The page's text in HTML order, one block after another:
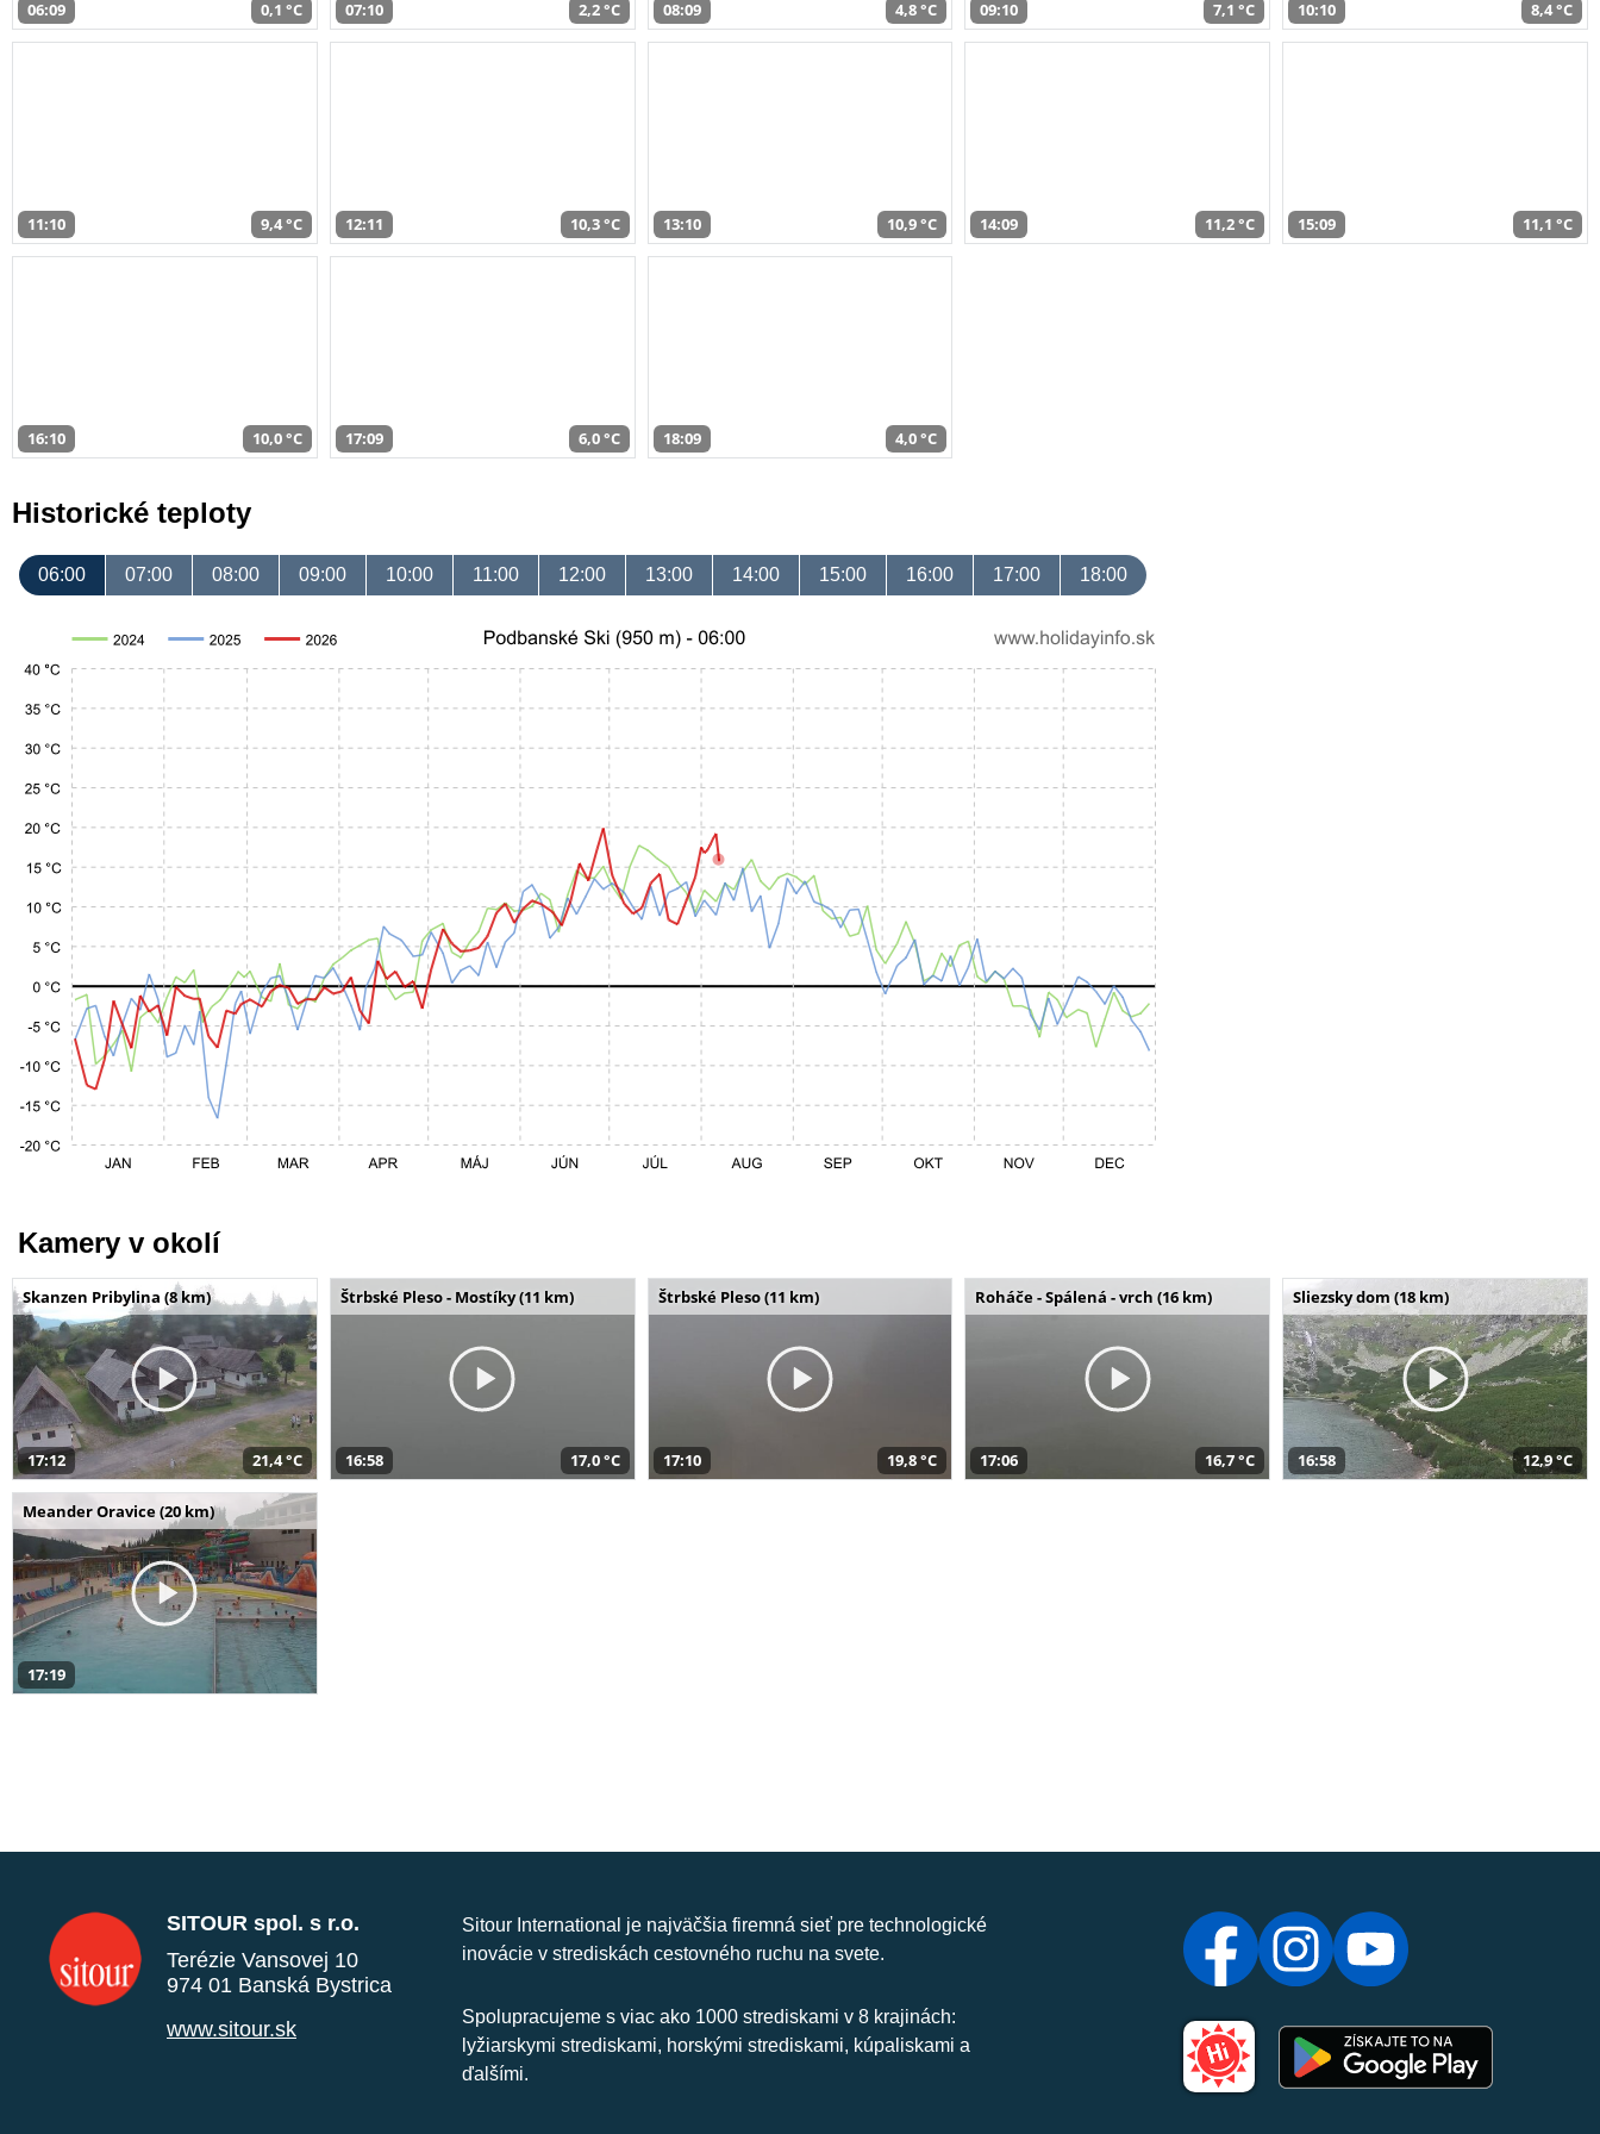
06:09 0,1 °C 07:10 2,2 °C 08:09 4,8 °C 09:10 7,1 °C 10:10 8,4 °C
11:10 9,4 °C 12:11 10,3 °C 13:10 10,9 °C 14:09 11,2 °C 15:09 11,1 °C
16:10 10,0 °C 17:09 6,0 °C 18:09 4,0 °C
Historické teploty
06:00 07:00 08:00 09:00 10:00 11:00 12:00 13:00 14:00 15:00 16:00 17:00 18:00
Kamery v okolí
Skanzen Pribylina (8 km)
17:12 21,4 °C
Štrbské Pleso - Mostíky (11 km)
16:58 17,0 °C
Štrbské Pleso (11 km)
17:10 19,8 °C
Roháče - Spálená - vrch (16 km)
17:06 16,7 °C
Sliezsky dom (18 km)
16:58 12,9 °C
Meander Oravice (20 km)
17:19
SITOUR spol. s r.o.
Terézie Vansovej 10
974 01 Banská Bystrica
www.sitour.sk
Sitour International je najväčšia firemná sieť pre technologické
inovácie v strediskách cestovného ruchu na svete.
Spolupracujeme s viac ako 1000 strediskami v 8 krajinách:
lyžiarskymi strediskami, horskými strediskami, kúpaliskami a
ďalšími.